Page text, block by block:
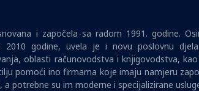
i započela sa radom 1991. godine.
2010 godine, uvela je i novu poslovnu
oblasti računovodstva i knjigovodstva,
pomoći ino firmama koje imaju namjeru
a potrebne su im moderne i specijalizirane